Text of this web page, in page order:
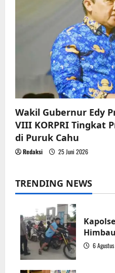
Wakil Gubernur Edy
VIII KORPRI Tingkat
di Puruk Cahu
Redaksi 25 Juni 2026
TRENDING NEWS
6